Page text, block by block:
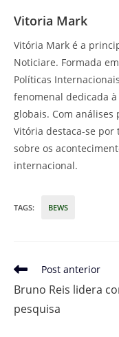
Vitoria Mark
Vitória Mark é a
Noticiare. Formada
Políticas
fenomenal dedicada
globais. Com
Vitória destaca-se
sobre os
internacional.
TAGS: BEWS
Leia
artigos
Post anterior
Bruno Reis lidera
pesquisa